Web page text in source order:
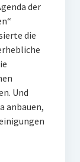
der
die
Und
anbauen,